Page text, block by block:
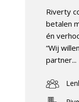
Riverty
betalen
én
“Wij
partner...